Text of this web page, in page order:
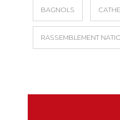
BAGNOLS
RASSEMBLEMENT